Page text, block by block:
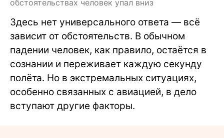
обстоятельствах человек упал вниз
Здесь нет универсального ответа — всё
зависит от обстоятельств. В обычном
падении человек, как правило, остаётся в
сознании и переживает каждую секунду
полёта. Но в экстремальных ситуациях,
особенно связанных с авиацией, в дело
вступают другие факторы.